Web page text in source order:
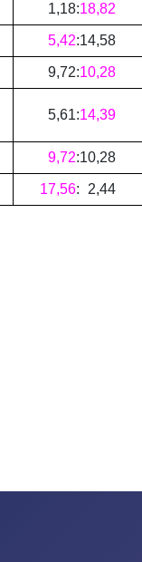
1,18:18,82
5,42:14,58
9,72:10,28
5,61:14,39
9,72:10,28
17,56: 2,44